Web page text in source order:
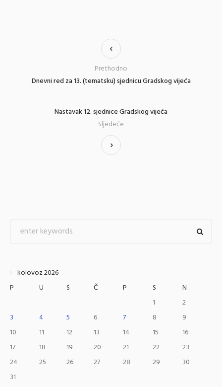
Dnevni red za 13. (tematsku) sjednicu Gradskog vijeća
Prethodno
Nastavak 12. sjednice Gradskog vijeća
Sljedeće
kolovoz 2026
P
U S Č P S
N
1
2
3
4 5 6 7 8
9
10
11 12 13 14 15
16
17
18 19 20 21 22
23
24
25 26 27 28 29
30
31